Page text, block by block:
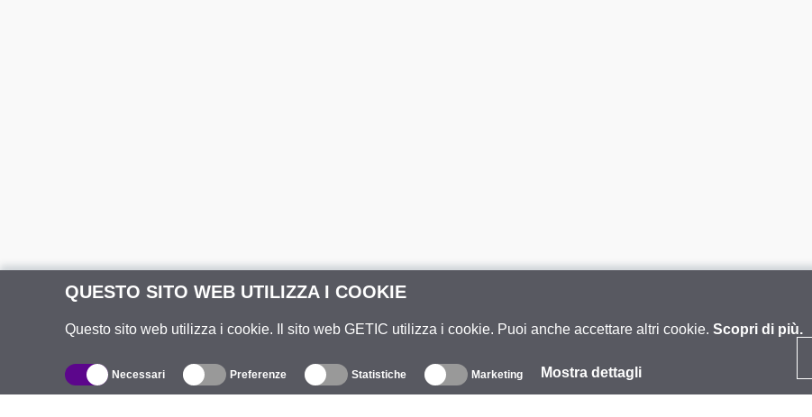
QUESTO SITO WEB UTILIZZA I COOKIE
Questo sito web utilizza i cookie. Il sito web GETIC utilizza i cookie. Puoi anche accettare altri cookie. Scopri di più.
Necessari Preferenze Statistiche Marketing Mostra dettagli